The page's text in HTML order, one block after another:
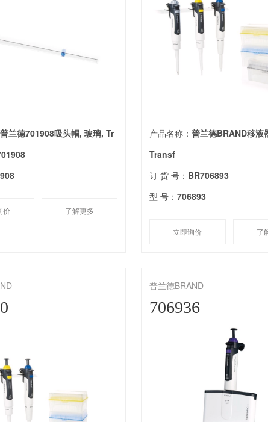
普兰德701908吸头帽, 玻璃, Tr
价 了解更多
产品名称：普兰德BRAND移液
Transf
订 货 号： BR706893
型 号：706893
立即询价 了
普兰德BRAND
706936